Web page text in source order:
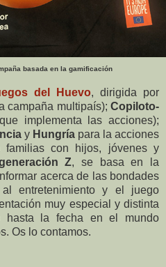
basada en la gamificación
del Huevo, dirigida por
campaña multipaís); Copiloto-
implementa las acciones);
y Hungría para la acciones
familias con hijos, jóvenes y
Z, se basa en la
acerca de las bondades
entretenimiento y el juego
muy especial y distinta
hasta la fecha en el mundo
Os lo contamos.